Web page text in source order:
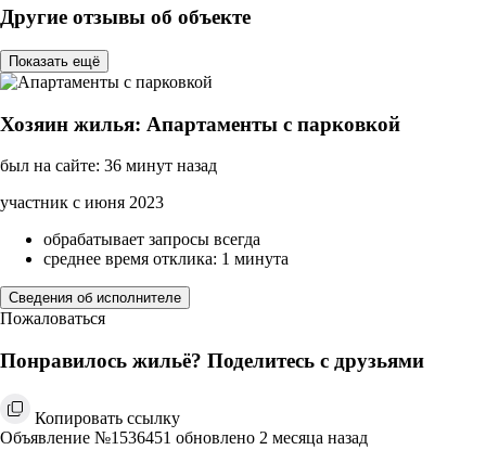
Другие отзывы об объекте
Показать ещё
Хозяин жилья: Апартаменты с парковкой
был на сайте: 36 минут назад
участник с июня 2023
обрабатывает запросы всегда
среднее время отклика: 1 минута
Сведения об исполнителе
Пожаловаться
Понравилось жильё? Поделитесь с друзьями
Копировать ссылку
Объявление №1536451 обновлено 2 месяца назад